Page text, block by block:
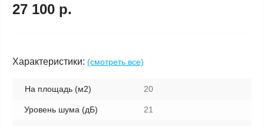
27 100 р.
Характеристики: (смотреть все)
На площадь (м2) 20
Уровень шума (дБ) 21